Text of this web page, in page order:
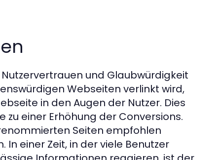
und Glaubwürdigkeit
Webseiten verlinkt wird,
in den Augen der Nutzer. Dies
einer Erhöhung der Conversions.
Seiten empfohlen
einer Zeit, in der viele Benutzer